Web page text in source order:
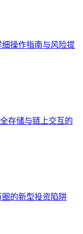
操作指南与风险提
存储与链上交互的
的新型投资陷阱